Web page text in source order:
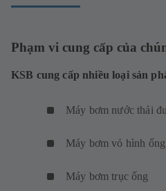
Phạm vi cung cấp của
KSB cung cấp nhiều loại sản
Máy bơm nước thải
Máy bơm vỏ hình ống
Máy bơm trục ống